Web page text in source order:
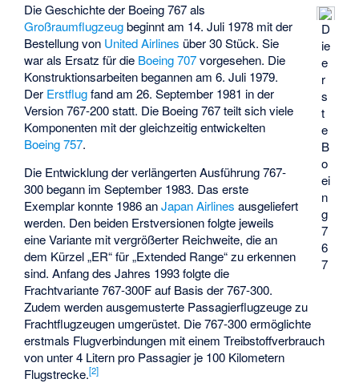
D
ie
e
r
s
t
e
B
o
ei
n
g
7
6
7
Die Geschichte der Boeing 767 als
Großraumflugzeugbeginnt am 14. Juli 1978 mit der
Bestellung von United Airlines über 30 Stück. Sie
war als Ersatz für die Boeing 707vorgesehen. Die
Konstruktionsarbeiten begannen am 6. Juli 1979.
Der Erstflugfand am 26. September 1981 in der
Version 767-200 statt. Die Boeing 767 teilt sich viele
Komponenten mit der gleichzeitig entwickelten
Boeing 757.
Die Entwicklung der verlängerten Ausführung 767-
300 begann im September 1983. Das erste
Exemplar konnte 1986 anJapan Airlines ausgeliefert
werden. Den beiden Erstversionen folgte jeweils
eine Variante mit vergrößerter Reichweite, die an
dem Kürzel „ER“ für „Extended Range“ zu erkennen
sind. Anfang des Jahres 1993 folgte die
Frachtvariante 767-300F auf Basis der 767-300.
Zudem werden ausgemusterte Passagierflugzeuge zu
Frachtflugzeugen umgerüstet. Die 767-300 ermöglichte
erstmals Flugverbindungen mit einem Treibstoffverbrauch
von unter 4 Litern pro Passagier je 100 Kilometern
Flugstrecke.[2]